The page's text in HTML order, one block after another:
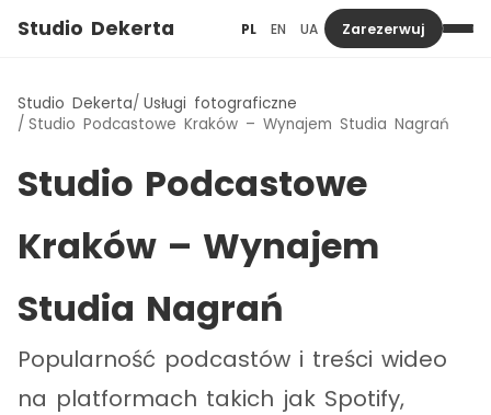
Studio Dekerta PL EN UA Zarezerwuj
Studio Dekerta Usługi fotograficzne
Studio Podcastowe Kraków – Wynajem Studia Nagrań
Studio Podcastowe
Kraków – Wynajem
Studia Nagrań
Popularność podcastów i treści wideo
na platformach takich jak Spotify,